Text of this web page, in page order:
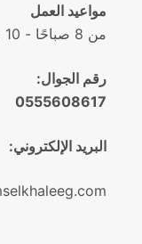
مواعيد العمل
من 8 صباحًا - 10 مساءًا
رقم الجوال:
0555608617
البريد الإلكتروني: